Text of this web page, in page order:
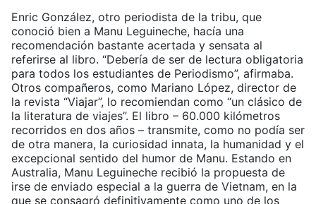
Enric González, otro periodista de la tribu, que
conoció bien a Manu Leguineche, hacía una
recomendación bastante acertada y sensata al
referirse al libro. “Debería de ser de lectura obligatoria
para todos los estudiantes de Periodismo”, afirmaba.
Otros compañeros, como Mariano López, director de
la revista “Viajar”, lo recomiendan como “un clásico de
la literatura de viajes”. El libro – 60.000 kilómetros
recorridos en dos años – transmite, como no podía ser
de otra manera, la curiosidad innata, la humanidad y el
excepcional sentido del humor de Manu. Estando en
Australia, Manu Leguineche recibió la propuesta de
irse de enviado especial a la guerra de Vietnam, en la
que se consagró definitivamente como uno de los